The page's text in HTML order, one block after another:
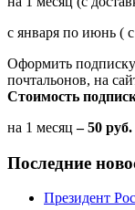
свечу
память
о
героях
с января по июнь (
Оформить
почтальонов, на
Стоимость
на 1 месяц – 50 руб.
Последние
Президент